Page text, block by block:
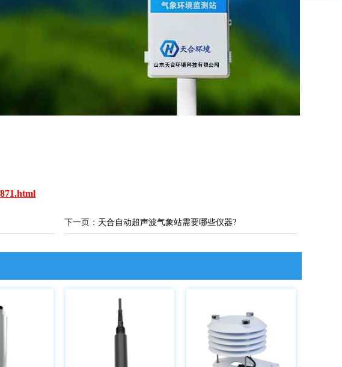
下一页： 天合自动超声波气象站需要哪些仪器?